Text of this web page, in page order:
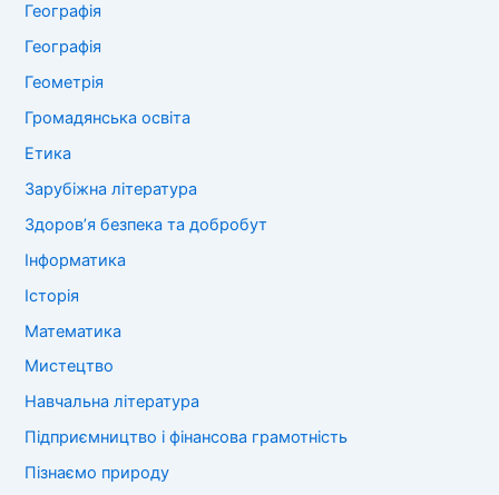
Географія
Географія
Геометрія
Громадянська освіта
Етика
Зарубіжна література
Здоров’я безпека та добробут
Інформатика
Історія
Математика
Мистецтво
Навчальна література
Підприємництво і фінансова грамотність
Пізнаємо природу